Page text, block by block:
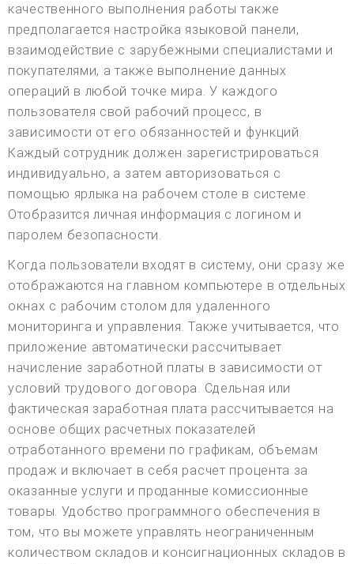
качественного выполнения работы также
предполагается настройка языковой панели,
взаимодействие с зарубежными специалистами и
покупателями, а также выполнение данных
операций в любой точке мира. У каждого
пользователя свой рабочий процесс, в
зависимости от его обязанностей и функций.
Каждый сотрудник должен зарегистрироваться
индивидуально, а затем авторизоваться с
помощью ярлыка на рабочем столе в системе.
Отобразится личная информация с логином и
паролем безопасности.
Когда пользователи входят в систему, они сразу же
отображаются на главном компьютере в отдельных
окнах с рабочим столом для удаленного
мониторинга и управления. Также учитывается, что
приложение автоматически рассчитывает
начисление заработной платы в зависимости от
условий трудового договора. Сдельная или
фактическая заработная плата рассчитывается на
основе общих расчетных показателей
отработанного времени по графикам, объемам
продаж и включает в себя расчет процента за
оказанные услуги и проданные комиссионные
товары. Удобство программного обеспечения в
том, что вы можете управлять неограниченным
количеством складов и консигнационных складов в